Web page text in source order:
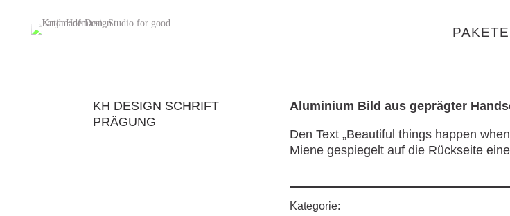
PAKETE
KH DESIGN SCHRIFT
PRÄGUNG
Aluminium Bild aus geprägter
Den Text „Beautiful things happen
Miene gespiegelt auf die Rückseite
Kategorie: